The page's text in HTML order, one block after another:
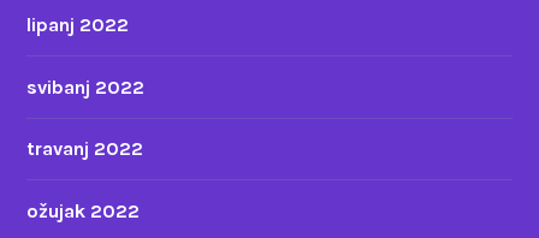
lipanj 2022
svibanj 2022
travanj 2022
ožujak 2022